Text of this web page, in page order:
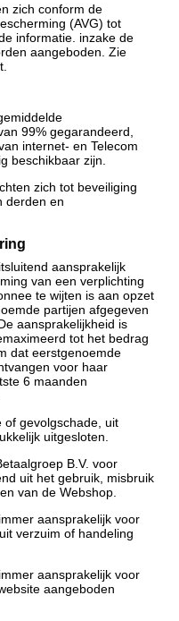
zich conform de
(AVG) tot
informatie. inzake de
aangeboden. Zie
99% gegarandeerd,
internet- en Telecom
beschikbaar zijn.
zich tot beveiliging
derden en
aansprakelijk
van een verplichting
te wijten is aan opzet
partijen afgegeven
aansprakelijkheid is
tot het bedrag
dat eerstgenoemde
voor haar
6 maanden
of gevolgschade, uit
uitgesloten.
B.V. voor
uit het gebruik, misbruik
van de Webshop.
aansprakelijk voor
verzuim of handeling
aansprakelijk voor
aangeboden